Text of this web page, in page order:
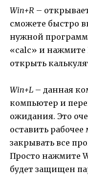
Win+R –
сможете быстро
нужной
«calc» и нажмите
открыть
Win+L – данная
компьютер и
ожидания. Это
оставить
закрывать все
Просто нажмите
будет защищен